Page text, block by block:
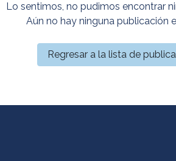
Lo sentimos, no pudimos encontrar
Aún no hay ninguna publicación
Regresar a la lista de